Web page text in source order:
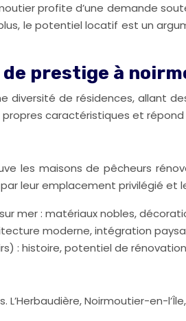
profite d’une demande
le potentiel locatif est un
prestige à
diversité de résidences, allant
caractéristiques et
les maisons de pêcheurs
leur emplacement privilégié et
mer : matériaux nobles,
moderne, intégration
: histoire, potentiel de
Noirmoutier-en-